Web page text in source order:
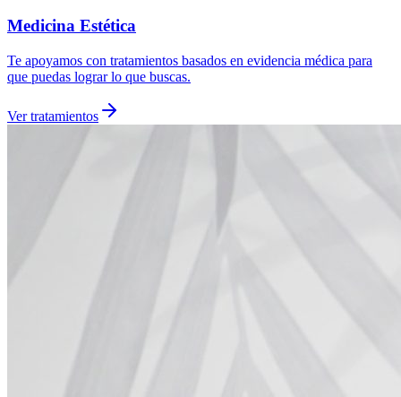
Medicina Estética
Te apoyamos con tratamientos basados en evidencia médica para
que puedas lograr lo que buscas.
Ver tratamientos